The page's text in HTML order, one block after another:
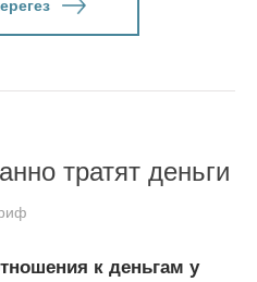
тратят деньги
к деньгам у